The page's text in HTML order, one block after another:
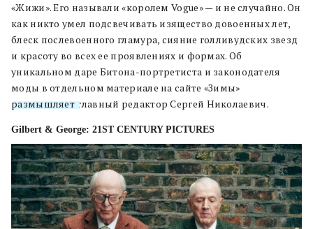
«Жижи». Его называли «королем Vogue» — и не случайно. Он
как никто умел подсвечивать изящество довоенных лет,
блеск послевоенного гламура, сияние голливудских звезд
и красоту во всех ее проявлениях и формах. Об
уникальном даре Битона-портретиста и законодателя
моды в отдельном материале на сайте «Зимы»
размышляетглавный редактор Сергей Николаевич.
Gilbert & George: 21ST CENTURY PICTURES